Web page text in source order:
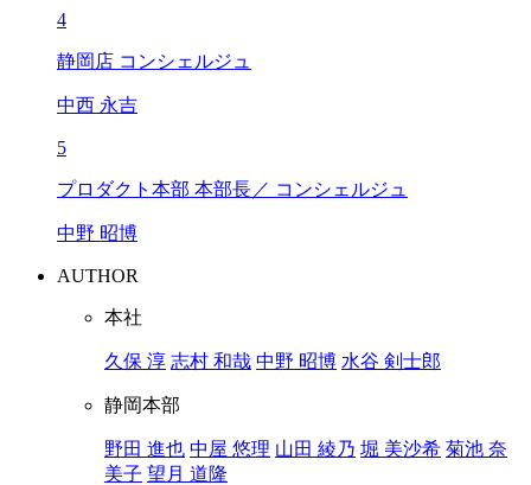
4
静岡店 コンシェルジュ
中西 永吉
5
プロダクト本部 本部長／ コンシェルジュ
中野 昭博
AUTHOR
本社
久保 淳 志村 和哉 中野 昭博 水谷 剣士郎
静岡本部
野田 進也 中屋 悠理 山田 綾乃 堀 美沙希 菊池 奈
美子 望月 道隆